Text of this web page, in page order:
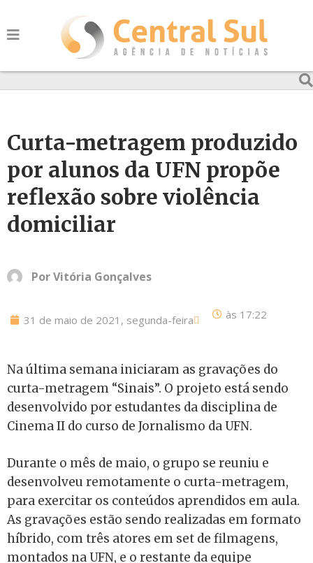
Curta-metragem produzido
por alunos da UFN propõe
reflexão sobre violência
domiciliar
PorVitória Gonçalves
31 de maio de 2021, segunda-feira às 17:22
Na última semana iniciaram as gravações do
curta-metragem “Sinais”. O projeto está sendo
desenvolvido por estudantes da disciplina de
Cinema II do curso de Jornalismo da UFN.
Durante o mês de maio, o grupo se reuniu e
desenvolveu remotamente o curta-metragem,
para exercitar os conteúdos aprendidos em aula.
As gravações estão sendo realizadas em formato
híbrido, com três atores em set de filmagens,
montados na UFN, e o restante da equipe